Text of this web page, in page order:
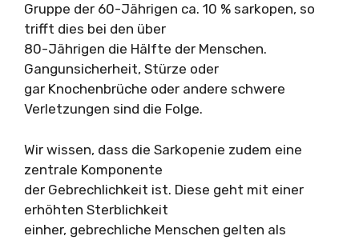
Gruppe der 60-Jährigen ca. 10 % sarkopen, so
trifft dies bei den über
80-Jährigen die Hälfte der Menschen.
Gangunsicherheit, Stürze oder
gar Knochenbrüche oder andere schwere
Verletzungen sind die Folge.
Wir wissen, dass die Sarkopenie zudem eine
zentrale Komponente
der Gebrechlichkeit ist. Diese geht mit einer
erhöhten Sterblichkeit
einher, gebrechliche Menschen gelten als